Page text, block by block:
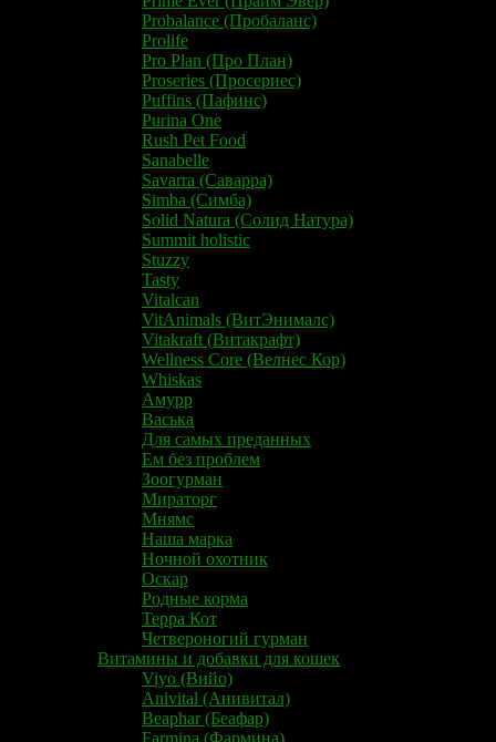
Probalance (Пробаланс)
Prolife
Pro Plan (Про План)
Proseries (Просериес)
Puffins (Пафинс)
Purina One
Rush Pet Food
Sanabelle
Savarra (Саварра)
Simba (Симба)
Solid Natura (Солид Натура)
Summit holistic
Stuzzy
Tasty
Vitalcan
VitAnimals (ВитЭнималс)
Vitakraft (Витакрафт)
Wellness Core (Велнес Кор)
Whiskas
Амурр
Васька
Для самых преданных
Ем без проблем
Зоогурман
Мираторг
Мнямс
Наша марка
Ночной охотник
Оскар
Родные корма
Терра Кот
Четвероногий гурман
Витамины и добавки для кошек
Viyo (Вийо)
Anivital (Анивитал)
Beaphar (Беафар)
Farmina (Фармина)